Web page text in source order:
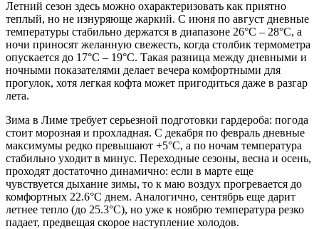
Летний сезон здесь можно охарактеризовать как приятно
теплый, но не изнуряюще жаркий. С июня по август дневные
температуры стабильно держатся в диапазоне 26°C – 28°C, а
ночи приносят желанную свежесть, когда столбик термометра
опускается до 17°C – 19°C. Такая разница между дневными и
ночными показателями делает вечера комфортными для
прогулок, хотя легкая кофта может пригодиться даже в разгар
лета.
Зима в Лиме требует серьезной подготовки гардероба: погода
стоит морозная и прохладная. С декабря по февраль дневные
максимумы редко превышают +5°C, а по ночам температура
стабильно уходит в минус. Переходные сезоны, весна и осень,
проходят достаточно динамично: если в марте еще
чувствуется дыхание зимы, то к маю воздух прогревается до
комфортных 22.6°C днем. Аналогично, сентябрь еще дарит
летнее тепло (до 25.3°C), но уже к ноябрю температура резко
падает, предвещая скорое наступление холодов.